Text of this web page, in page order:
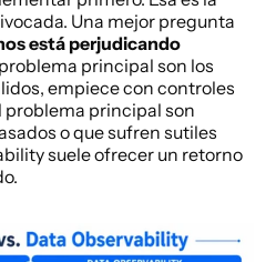
Una mejor pregunta
está perjudicando
principal son los
empiece con controles
problema principal son
o que sufren sutiles
suele ofrecer un retorno